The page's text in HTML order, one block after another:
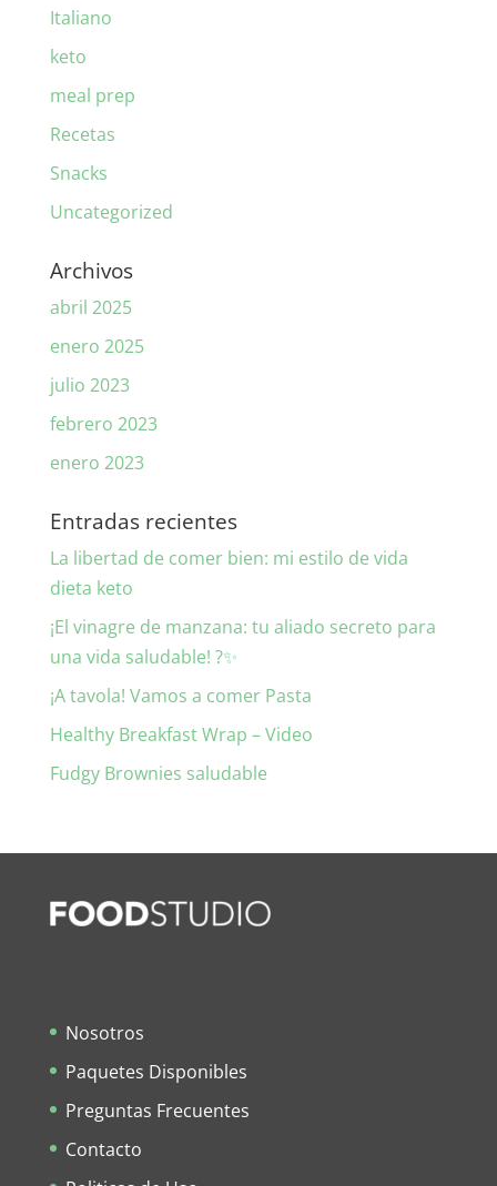
Italiano
keto
meal prep
Recetas
Snacks
Uncategorized
Archivos
abril 2025
enero 2025
julio 2023
febrero 2023
enero 2023
Entradas recientes
La libertad de comer bien: mi estilo de vida
dieta keto
¡El vinagre de manzana: tu aliado secreto para
una vida saludable! ?✨
¡A tavola! Vamos a comer Pasta
Healthy Breakfast Wrap – Video
Fudgy Brownies saludable
Nosotros
Paquetes Disponibles
Preguntas Frecuentes
Contacto